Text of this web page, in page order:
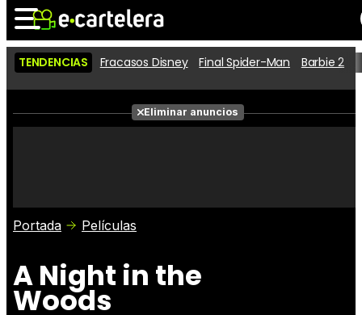
Noticias Cartelera
Películas
Críticas
TENDENCIAS Fracasos Disney Final Spider-Man Barbie 2
Eliminar anuncios
Portada Películas
A Night in the
Woods